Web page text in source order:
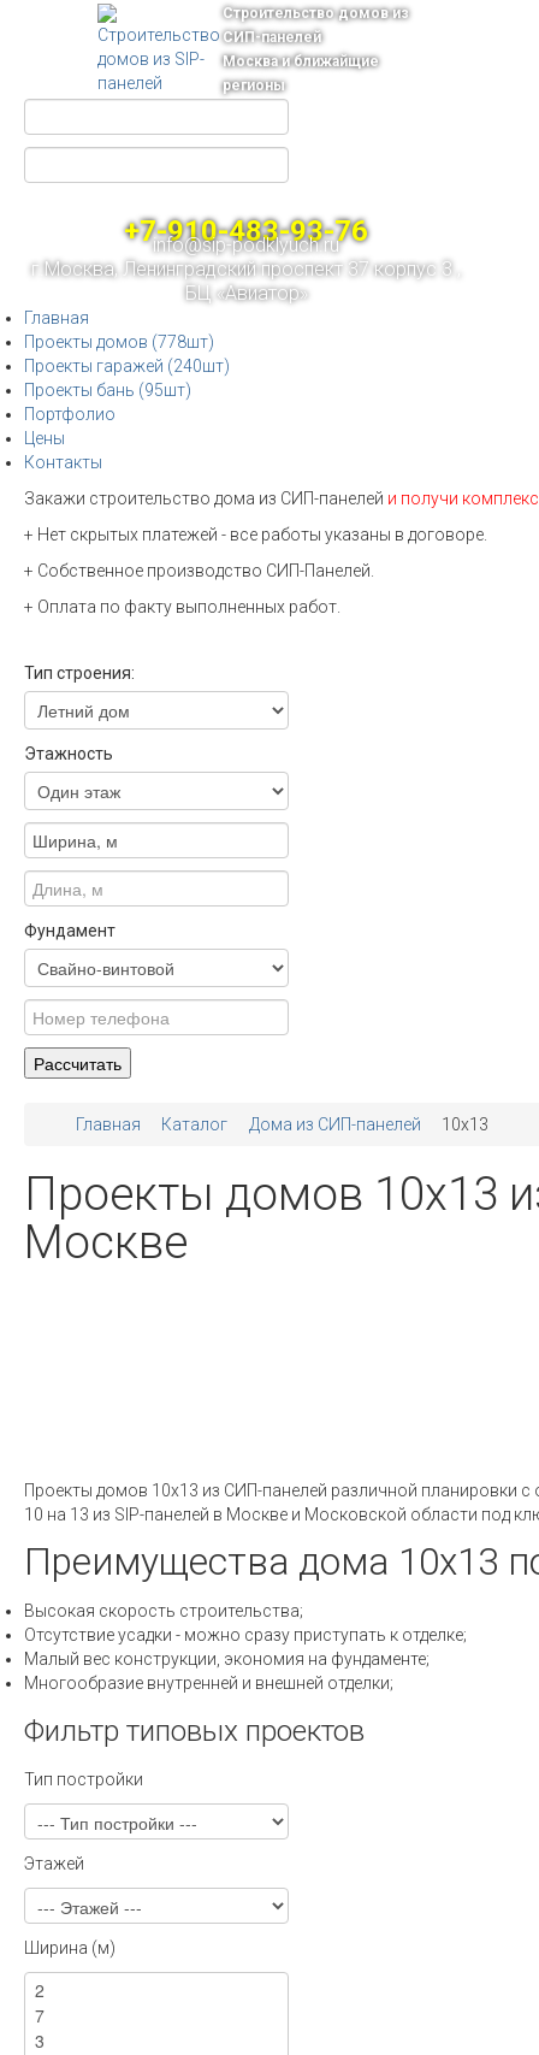
Строительство домов из
СИП-панелей
Москва и ближайщие
регионы
+7-910-483-93-76
info@sip-podklyuch.ru
г.Москва, Ленинградский проспект 37 корпус 3 ,
БЦ «Авиатор»
Главная
Проекты домов (778шт)
Проекты гаражей (240шт)
Проекты бань (95шт)
Портфолио
Цены
Контакты
Закажи строительство дома из СИП-панелей и получи
+ Нет скрытых платежей - все работы указаны в договоре.
+ Собственное производство СИП-Панелей.
+ Оплата по факту выполненных работ.
Тип строения:
Этажность
Фундамент
Главная Каталог Дома из СИП-панелей 10x13
Проекты домов 10х13
Москве
Проекты домов 10х13 из СИП-панелей различной планировки
10 на 13 из SIP-панелей в Москве и Московской области под
Преимущества дома 10х13
Высокая скорость строительства;
Отсутствие усадки - можно сразу приступать к отделке;
Малый вес конструкции, экономия на фундаменте;
Многообразие внутренней и внешней отделки;
Фильтр типовых проектов
Тип постройки
Этажей
Ширина (м)